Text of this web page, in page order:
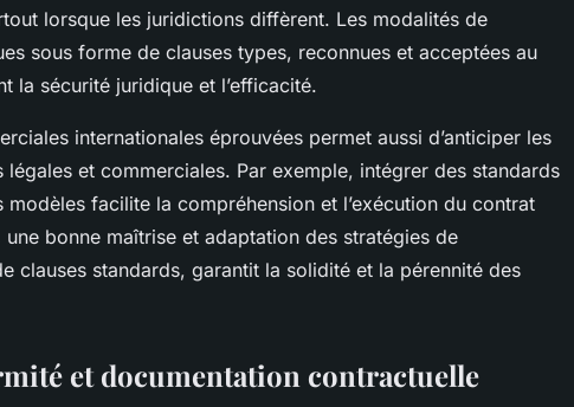
lorsque les juridictions diffèrent. Les modalités de
sous forme de clauses types, reconnues et acceptées au
la sécurité juridique et l’efficacité.
internationales éprouvées permet aussi d’anticiper les
et commerciales. Par exemple, intégrer des standards
modèles facilite la compréhension et l’exécution du contrat
bonne maîtrise et adaptation des stratégies de
clauses standards, garantit la solidité et la pérennité des
et documentation contractuelle